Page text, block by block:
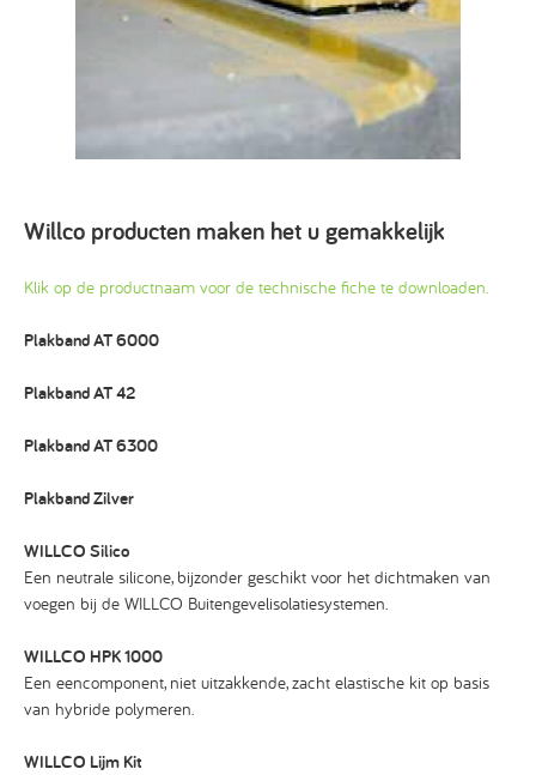
Willco producten maken het u gemakkelijk
Klik op de productnaam voor de technische fiche te downloaden.
Plakband AT 6000
Plakband AT 42
Plakband AT 6300
Plakband Zilver
WILLCO Silico
Een neutrale silicone, bijzonder geschikt voor het dichtmaken van
voegen bij de WILLCO Buitengevelisolatiesystemen.
WILLCO HPK 1000
Een eencomponent, niet uitzakkende, zacht elastische kit op basis
van hybride polymeren.
WILLCO Lijm Kit